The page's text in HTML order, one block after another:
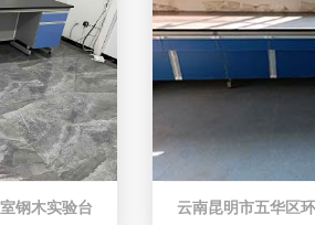
钢木实验台 云南昆明市五华区